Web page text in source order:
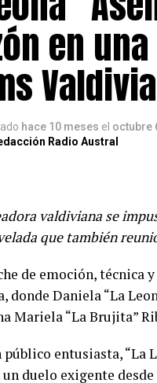
en
Valdivia
hace 10 meses el octubre
Radio Austral
valdiviana se
que también
de emoción, técnica
donde Daniela “La
Mariela “La Brujita”
público entusiasta, “La
un duelo exigente